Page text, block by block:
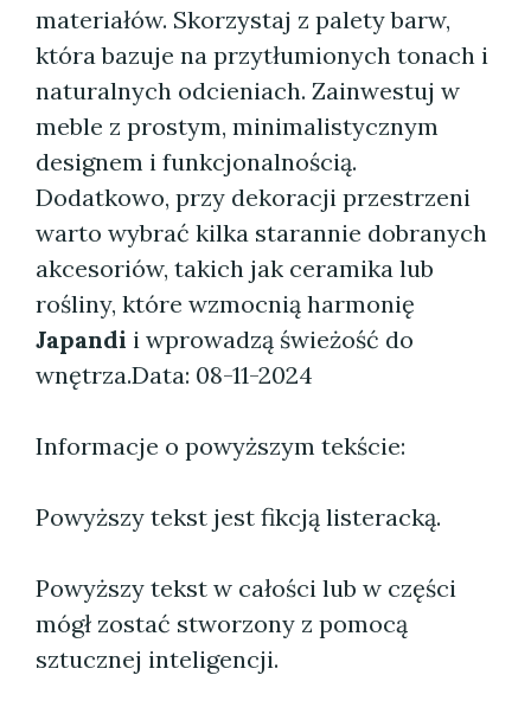
materiałów. Skorzystaj z palety barw,
która bazuje na przytłumionych tonach i
naturalnych odcieniach. Zainwestuj w
meble z prostym, minimalistycznym
designem i funkcjonalnością.
Dodatkowo, przy dekoracji przestrzeni
warto wybrać kilka starannie dobranych
akcesoriów, takich jak ceramika lub
rośliny, które wzmocnią harmonię
Japandi i wprowadzą świeżość do
wnętrza.Data: 08-11-2024
Informacje o powyższym tekście:
Powyższy tekst jest fikcją listeracką.
Powyższy tekst w całości lub w części
mógł zostać stworzony z pomocą
sztucznej inteligencji.